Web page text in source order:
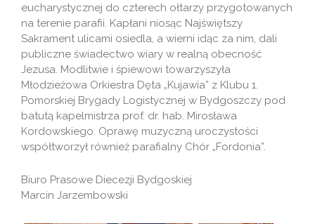
eucharystycznej do czterech ołtarzy przygotowanych
na terenie parafii. Kapłani niosąc Najświętszy
Sakrament ulicami osiedla, a wierni idąc za nim, dali
publiczne świadectwo wiary w realną obecność
Jezusa. Modlitwie i śpiewowi towarzyszyła
Młodzieżowa Orkiestra Dęta „Kujawia” z Klubu 1.
Pomorskiej Brygady Logistycznej w Bydgoszczy pod
batutą kapelmistrza prof. dr. hab. Mirosława
Kordowskiego. Oprawę muzyczną uroczystości
współtworzył również parafialny Chór „Fordonia”.
Biuro Prasowe Diecezji Bydgoskiej
Marcin Jarzembowski